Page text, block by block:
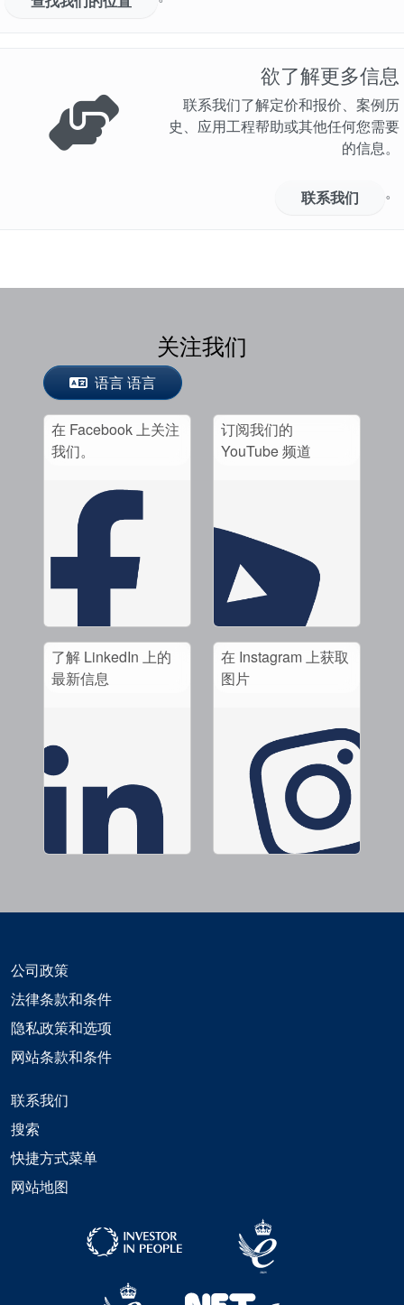
欲了解更多信息
联系我们了解定价和报价、案例历
史、应用工程帮助或其他任何您需要
的信息。
联系我们 。
关注我们
语言 语言
在 Facebook 上关注
我们。
订阅我们的
YouTube 频道
了解 LinkedIn 上的
最新信息
在 Instagram 上获取
图片
公司政策
法律条款和条件
隐私政策和选项
网站条款和条件
联系我们
搜索
快捷方式菜单
网站地图